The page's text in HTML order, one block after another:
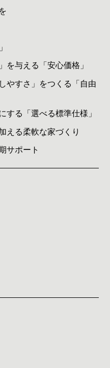
を与える「安心価格」
やすさ」をつくる「自由
する「選べる標準仕様」
える柔軟な家づくり
サポート